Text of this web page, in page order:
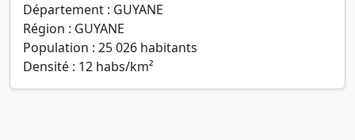
Département : GUYANE
Région : GUYANE
Population : 25 026 habitants
Densité : 12 habs/km²